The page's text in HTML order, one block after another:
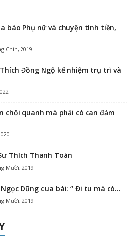
báo Phụ nữ và chuyện tình tiền,
Chín, 2019
Đồng Ngộ kế nhiệm trụ trì và
chối quanh mà phải có can đảm
Thích Thanh Toàn
Mười, 2019
Dũng qua bài: “ Đi tu mà có...
Mười, 2019